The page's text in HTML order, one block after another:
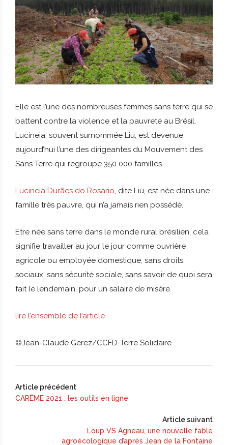
Elle est l’une des nombreuses femmes sans terre qui se
battent contre la violence et la pauvreté au Brésil.
Lucineia, souvent surnommée Liu, est devenue
aujourd’hui l’une des dirigeantes du Mouvement des
Sans Terre qui regroupe 350 000 familles.
Lucineia Durães do Rosário, dite Liu, est née dans une
famille très pauvre, qui n’a jamais rien possédé.
Etre née sans terre dans le monde rural brésilien, cela
signifie travailler au jour le jour comme ouvrière
agricole ou employée domestique, sans droits
sociaux, sans sécurité sociale, sans savoir de quoi sera
fait le lendemain, pour un salaire de misère.
lire l’ensemble de l’article
©Jean-Claude Gerez/CCFD-Terre Solidaire
Article précédent
CARÊME 2021 : les outils en ligne
Article suivant
Loup VS Agneau, une nouvelle fable
agroécologique d’après Jean de la Fontaine